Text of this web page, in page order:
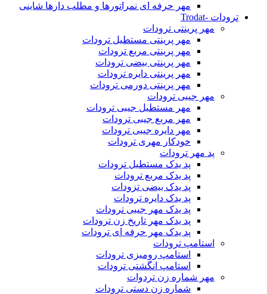
مهر حرفه ای نمراتورها و مطلب دارها شاینی
ترودات -Trodat
مهر پرینتی ترودات
مهر پرینتی مستطیل ترودات
مهر پرینتی مربع ترودات
مهر پرینتی بیضی ترودات
مهر پرینتی دایره ترودات
مهر پرینتی دورمی ترودات
مهر جیبی ترودات
مهر مستطیل جیبی ترودات
مهر مربع جیبی ترودات
مهر دایره جیبی ترودات
خودکار مهری ترودات
پد مهر ترودات
پد یدک مستطیل ترودات
پد یدک مربع ترودات
پد یدک بیضی تزودات
پد یدک دایره ترودات
پد یدک مهر جیبی ترودات
پد یدک مهر تاریخ زن ترودات
پد یدک مهر حرفه ای ترودات
استامپ ترودات
استامپ رومیزی ترودات
استامپ انگشتی ترودات
مهر شماره زن تردوات
شماره زن دستی ترودات